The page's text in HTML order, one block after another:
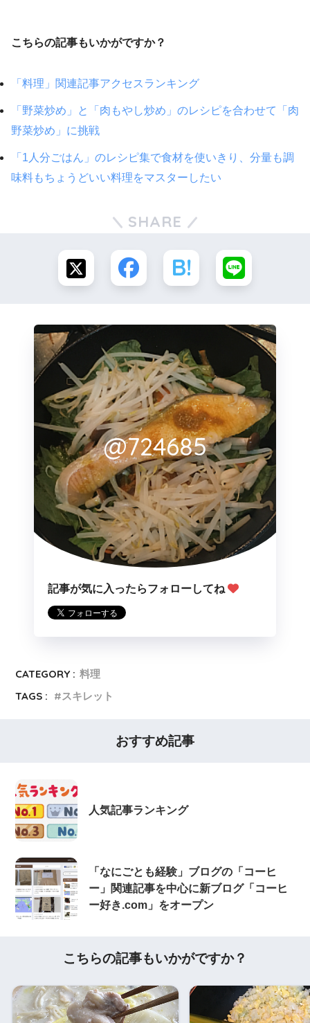
こちらの記事もいかがですか？
「料理」関連記事アクセスランキング
「野菜炒め」と「肉もやし炒め」のレシピを合わせて「肉
野菜炒め」に挑戦
「1人分ごはん」のレシピ集で食材を使いきり、分量も調
味料もちょうどいい料理をマスターしたい
SHARE
@724685
記事が気に入ったらフォローしてね
CATEGORY : 料理
TAGS :
スキレット
おすすめ記事
人気記事ランキング
「なにごとも経験」ブログの「コーヒ
ー」関連記事を中心に新ブログ「コーヒ
ー好き.com」をオープン
こちらの記事もいかがですか？